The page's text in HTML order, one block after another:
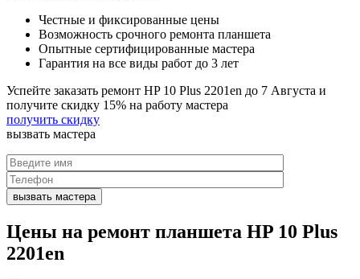
Честные и фиксированные цены
Возможность срочного ремонта планшета
Опытные сертифицированные мастера
Гарантия на все виды работ до 3 лет
Успейте заказать ремонт HP 10 Plus 2201en до 7 Августа и
получите скидку 15% на работу мастера
получить скидку
вызвать мастера
Цены на ремонт планшета HP 10 Plus
2201en